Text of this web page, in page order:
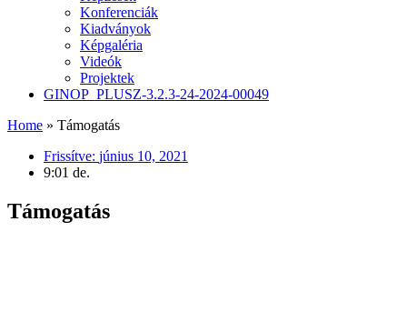
Konferenciák
Kiadványok
Képgaléria
Videók
Projektek
GINOP_PLUSZ-3.2.3-24-2024-00049
Home » Támogatás
Frissítve: június 10, 2021
9:01 de.
Támogatás